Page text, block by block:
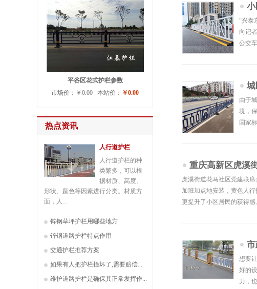
平谷区花式护栏参数
市场价：￥0.00 本站价： ￥0.00
热点资讯
人行道护栏
人行道护栏的种
类繁多，可以根
据材质、高度、
形状、颜色等因素进行分类。材质方
面，人...
锌钢草坪护栏用哪些地方
锌钢道路护栏特点作用
交通护栏推荐方案
如果有人把护栏撞坏了,需要赔偿...
维护道路护栏是确保其正常发挥作...
“兴泰
向记
公交
由于
境，
国家
重庆高新区虎溪
虎溪街道花马社区党建联
加班加点地安装，黄色人
更提升了小区居民的获得
想要
好的
力，